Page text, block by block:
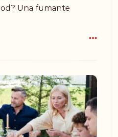
Una fumante